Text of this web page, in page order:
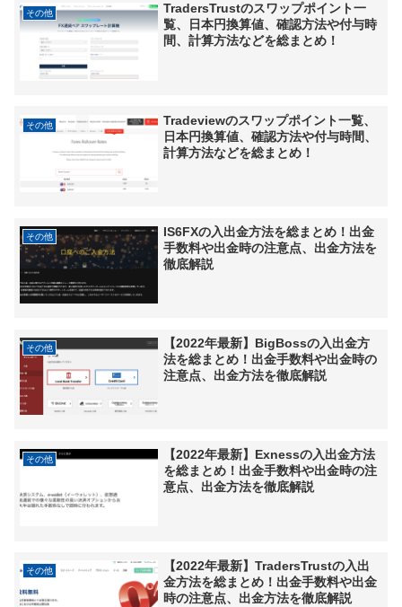
その他
TradersTrustのスワップポイント一
覧、日本円換算値、確認方法や付与時
間、計算方法などを総まとめ！
その他
Tradeviewのスワップポイント一覧、
日本円換算値、確認方法や付与時間、
計算方法などを総まとめ！
その他
IS6FXの入出金方法を総まとめ！出金
手数料や出金時の注意点、出金方法を
徹底解説
その他
【2022年最新】BigBossの入出金方
法を総まとめ！出金手数料や出金時の
注意点、出金方法を徹底解説
その他
【2022年最新】Exnessの入出金方法
を総まとめ！出金手数料や出金時の注
意点、出金方法を徹底解説
その他
【2022年最新】TradersTrustの入出
金方法を総まとめ！出金手数料や出金
時の注意点、出金方法を徹底解説